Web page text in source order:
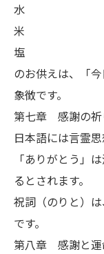
水
米
塩
のお供えは、「
象徴です。
第七章 感謝の祈
日本語には言霊思
「ありがとう」
るとされます。
祝詞（のりと）
です。
第八章 感謝と運